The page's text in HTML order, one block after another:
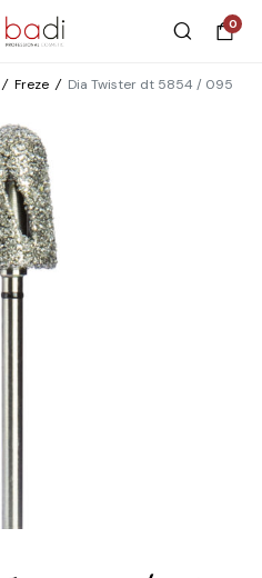
0
/ Freze / Dia Twister dt 5854 / 095